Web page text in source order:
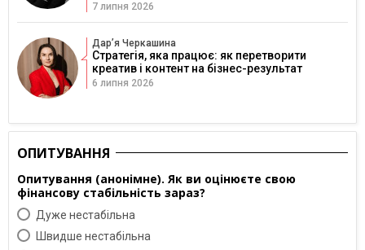
7 липня 2026
Дарʼя Черкашина
Стратегія, яка працює: як перетворити
креатив і контент на бізнес-результат
6 липня 2026
ОПИТУВАННЯ
Опитування (анонімне). Як ви оцінюєте свою
фінансову стабільність зараз?
Дуже нестабільна
Швидше нестабільна